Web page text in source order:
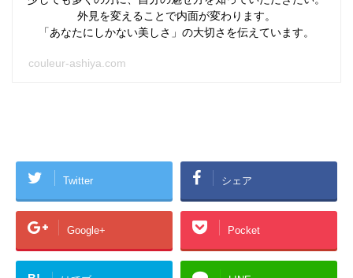
外見を変えることで内面が変わります。
「あなたにしかない美しさ」の大切さを伝えています。
couleur-ashiya.com
Twitter シェア
Google+ Pocket